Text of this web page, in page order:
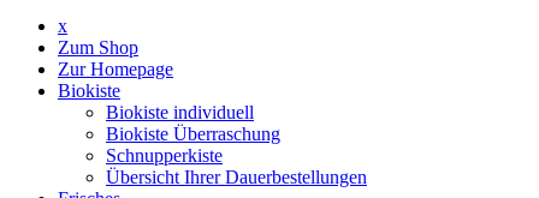
x
Zum Shop
Zur Homepage
Biokiste
Biokiste individuell
Biokiste Überraschung
Schnupperkiste
Übersicht Ihrer Dauerbestellungen